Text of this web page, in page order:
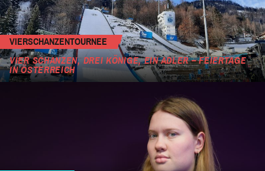
VIERSCHANZENTOURNEE
VIER SCHANZEN, DREI KÖNIGE, EIN ADLER – FEIERTAGE
IN ÖSTERREICH